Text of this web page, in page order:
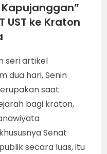
UST ke Kraton
seri artikel
dua hari, Senin
saat
bagi kraton,
Senat
secara luas, itu